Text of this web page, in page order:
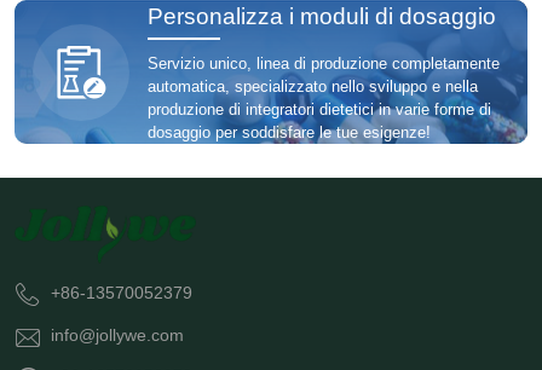
Personalizza i moduli di dosaggio
Servizio unico, linea di produzione completamente
automatica, specializzato nello sviluppo e nella
produzione di integratori dietetici in varie forme di
dosaggio per soddisfare le tue esigenze!
+86-13570052379
info@jollywe.com